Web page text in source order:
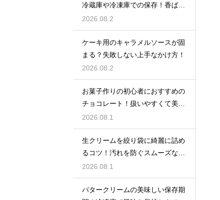
冷蔵庫や冷凍庫での保存！香ばし
い風味を保ってお菓子を美味しく
する
2026.08.2
ケーキ用のキャラメルソースが固
まる？失敗しない上手なかけ方！
2026.08.2
お菓子作りの初心者におすすめの
チョコレート！扱いやすくて美味
しい種類を紹介
2026.08.1
生クリームを絞り袋に綺麗に詰め
るコツ！汚れを防ぐスムーズな入
れ方
2026.08.1
バタークリームの美味しい保存期